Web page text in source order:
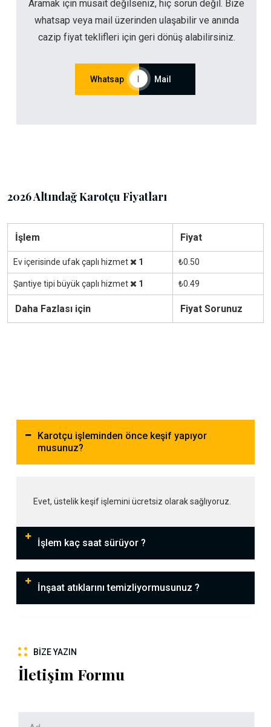
Aramak için müsait değilseniz, hiç sorun değil. Bize
whatsap veya mail üzerinden ulaşabilir ve anında
cazip fiyat teklifleri için geri dönüş alabilirsiniz.
Whatsap Mail
2026 Altındağ Karotçu Fiyatları
İşlem Fiyat
Ev içerisinde ufak çaplı hizmet 1 ₺0.50
Şantiye tipi büyük çaplı hizmet 1 ₺0.49
Daha Fazlası için Fiyat Sorunuz
Karotçu işleminden önce keşif yapıyor
musunuz?
Evet, üstelik keşif işlemini ücretsiz olarak sağlıyoruz.
İşlem kaç saat sürüyor ?
İnşaat atıklarını temizliyormusunuz ?
BIZE YAZIN
İletişim Formu